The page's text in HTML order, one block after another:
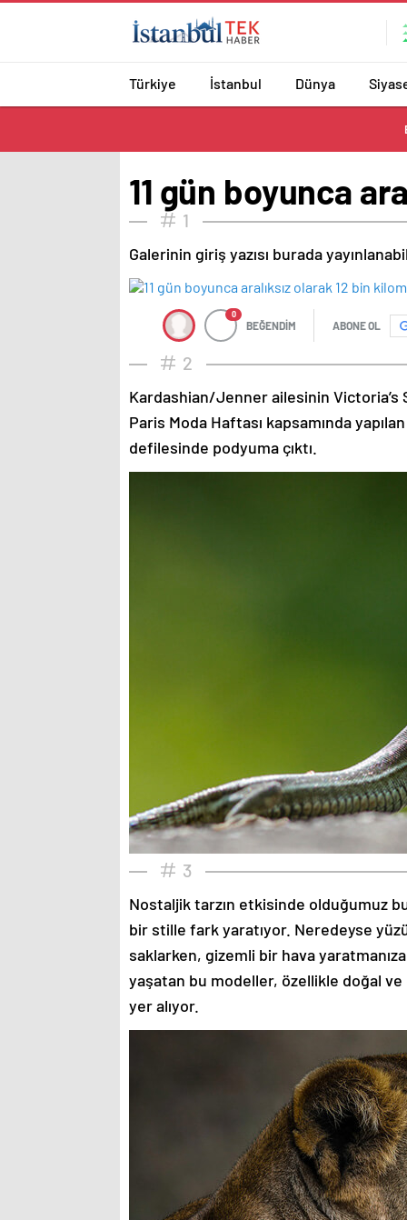
Türkiye İstanbul Dünya
11 gün boyunca
1
Galerinin giriş yazısı burada
0
BEĞENDİM ABONE OL
2
Kardashian/Jenner ailesinin
Paris Moda Haftası kapsamında
defilesinde podyuma çıktı.
3
Nostaljik tarzın etkisinde olduğumuz
bir stille fark yaratıyor. Neredeyse
saklarken, gizemli bir hava yaratmanıza
yaşatan bu modeller, özellikle doğal
yer alıyor.